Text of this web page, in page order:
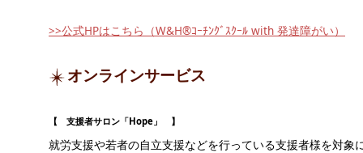
>>公式HPはこちら（W&H®ｺｰﾁﾝｸﾞｽｸｰﾙ with 発達障がい）
オンラインサービス
【 支援者サロン「Hope」 】
就労支援や若者の自立支援などを行っている支援者様を対象